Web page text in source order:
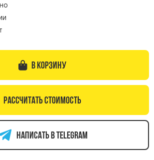
из гранита Сюскюянсаари
из гранита Балтик Грин
из гранита Лезниковский
из гранита Мансуровский
из гранита Масловский
из гранита Токовский
Арочные памятники
Памятники Крест
В корзину
Рассчитать стоимость
Написать в telegram